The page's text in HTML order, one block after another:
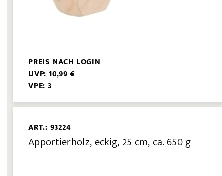
PREIS NACH LOGIN
UVP: 10,99 €
VPE: 3
ART.: 93224
Apportierholz, eckig, 25 cm, ca. 650 g